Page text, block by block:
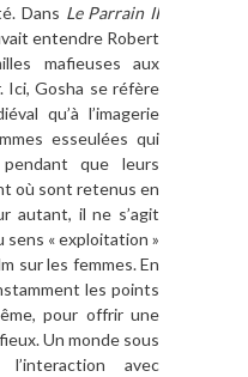
Dans Le Parrain II
entendre Robert
mafieuses aux
Ici, Gosha se réfère
qu’à l’imagerie
esseulées qui
que leurs
où sont retenus en
autant, il ne s’agit
sens « exploitation »
sur les femmes. En
les points
pour offrir une
Un monde sous
avec